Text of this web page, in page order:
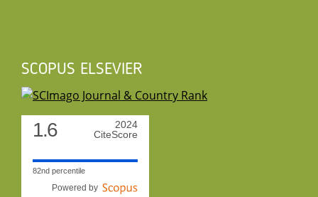
SCOPUS ELSEVIER
1.6
2024
CiteScore
82nd percentile
Powered by